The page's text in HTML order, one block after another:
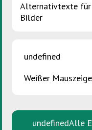
GREEN EVENTS:
Alternativtexte für
Bilder
undefined
Weißer
undefinedAlle